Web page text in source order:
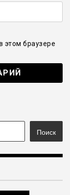
этом браузере
Поиск